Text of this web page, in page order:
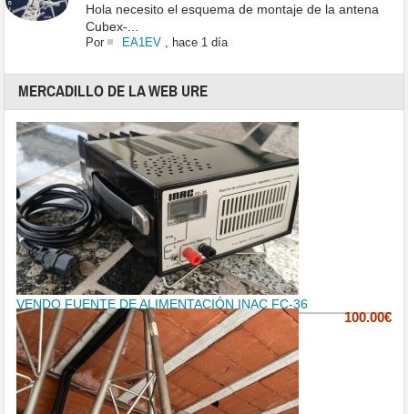
Hola necesito el esquema de montaje de la antena
Cubex-...
Por EA1EV, hace 1 día
MERCADILLO DE LA WEB URE
VENDO FUENTE DE ALIMENTACIÓN INAC FC-36
100.00€